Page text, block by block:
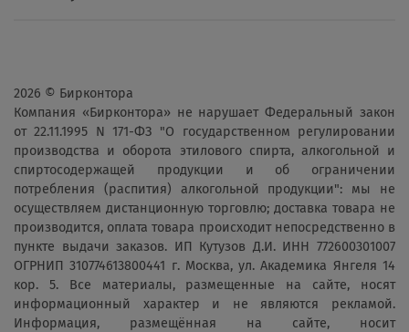
2026 © Бирконтора
Компания «Бирконтора» не нарушает Федеральный закон
от 22.11.1995 N 171-ФЗ "О государственном регулировании
производства и оборота этилового спирта, алкогольной и
спиртосодержащей продукции и об ограничении
потребления (распития) алкогольной продукции": мы не
осуществляем дистанционную торговлю; доставка товара не
производится, оплата товара происходит непосредственно в
пункте выдачи заказов. ИП Кутузов Д.И. ИНН 772600301007
ОГРНИП 310774613800441 г. Москва, ул. Академика Янгеля 14
кор. 5. Все материалы, размещенные на сайте, носят
информационный характер и не являются рекламой.
Информация, размещённая на сайте, носит